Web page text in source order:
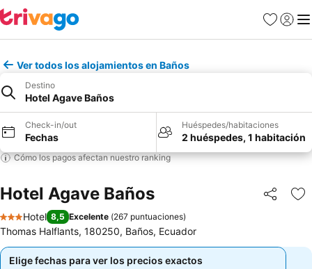
Favoritos
Iniciar
Ver todos los alojamientos en Baños
Destino
Hotel Agave Baños
Check-in/out
Fechas
Huéspedes/habitaciones
2 huéspedes, 1 habitación
Cómo los pagos afectan nuestro ranking
Hotel Agave Baños Compartir
3 Estrellas
Hotel 8,5 Excelente (267 puntuaciones)
Thomas Halflants, 180250, Baños, Ecuador
Elige fechas para ver los precios exactos
Elige fechas para ver los precios exactos